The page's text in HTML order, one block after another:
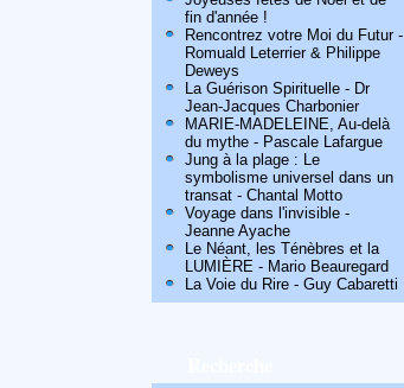
fin d'année !
Rencontrez votre Moi du Futur -
Romuald Leterrier & Philippe
Deweys
La Guérison Spirituelle - Dr
Jean-Jacques Charbonier
MARIE-MADELEINE, Au-delà
du mythe - Pascale Lafargue
Jung à la plage : Le
symbolisme universel dans un
transat - Chantal Motto
Voyage dans l'invisible -
Jeanne Ayache
Le Néant, les Ténèbres et la
LUMIÈRE - Mario Beauregard
La Voie du Rire - Guy Cabaretti